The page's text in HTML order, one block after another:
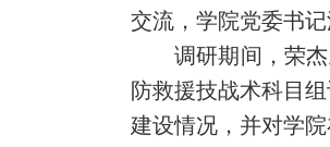
交流，学院党委书
调研期间，荣
防救援技战术科目
建设情况，并对学